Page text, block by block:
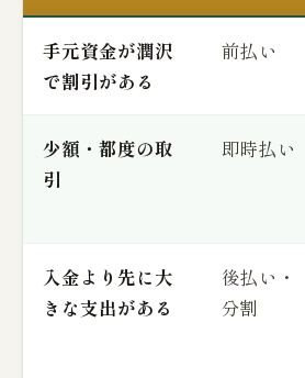
手元資金が潤沢
で割引がある
前払い
少額・都度の取
引
即時払い
入金より先に大
きな支出がある
後払い・
分割